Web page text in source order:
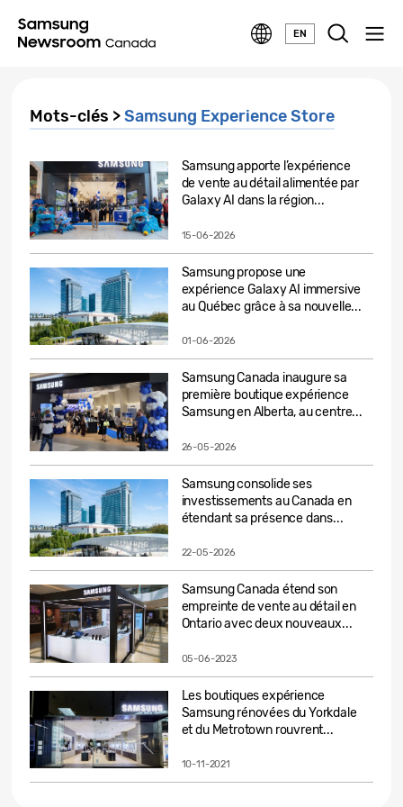
EN
Mots-clés >Samsung Experience Store
Samsung apporte l’expérience
de vente au détail alimentée par
Galaxy AI dans la région...
15-06-2026
Samsung propose une
expérience Galaxy AI immersive
au Québec grâce à sa nouvelle...
01-06-2026
Samsung Canada inaugure sa
première boutique expérience
Samsung en Alberta, au centre...
26-05-2026
Samsung consolide ses
investissements au Canada en
étendant sa présence dans...
22-05-2026
Samsung Canada étend son
empreinte de vente au détail en
Ontario avec deux nouveaux...
05-06-2023
Les boutiques expérience
Samsung rénovées du Yorkdale
et du Metrotown rouvrent...
10-11-2021